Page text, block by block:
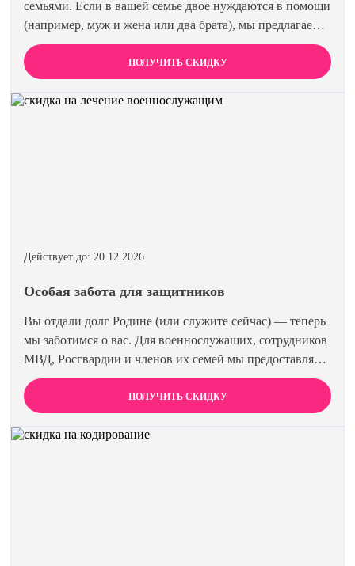
семьями. Если в вашей семье двое нуждаются в помощи
(например, муж и жена или два брата), мы предлагаем
специальную цену на одновременное лечение. Второй
член семьи получает скидку 15%. Лечиться вместе
эффективнее и выгоднее.
ПОЛУЧИТЬ СКИДКУ
Действует до: 20.12.2026
Особая забота для защитников
Вы отдали долг Родине (или служите сейчас) — теперь
мы заботимся о вас. Для военнослужащих, сотрудников
МВД, Росгвардии и членов их семей мы предоставляем
скидку 15% на все виды лечения и кодирования.
Полная анонимность и уважение к вашему статусу
гарантированы. Действуйте по удостоверению.
ПОЛУЧИТЬ СКИДКУ